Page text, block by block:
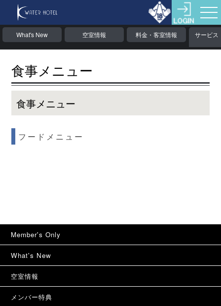
What's New 空室情報 料金・客室情報
サービス
報
食事メニュー
食事メニュー
フードメニュー
Member's Only
What's New
空室情報
メンバー特典